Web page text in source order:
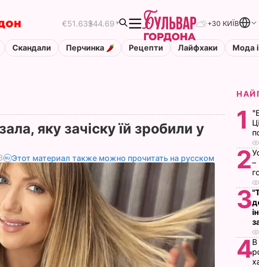
€51.63$44.69 +30 КИЇВ
Скандали Перчинка Рецепти Лайфхаки Мода
яку зачіску їй зробили у
Этот материал также можно прочитать на русском
1
2–
3
4В